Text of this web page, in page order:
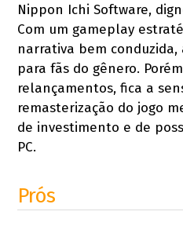
Nippon Ichi Software,
Com um gameplay
narrativa bem
para fãs do gênero.
relançamentos, fica a
remasterização do jogo
de investimento e de
PC.
Prós